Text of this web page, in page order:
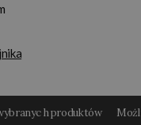
h produktów